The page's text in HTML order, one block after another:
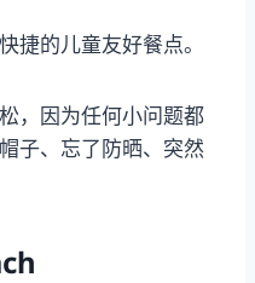
捷的儿童友好餐点。
，因为任何小问题都
子、忘了防晒、突然